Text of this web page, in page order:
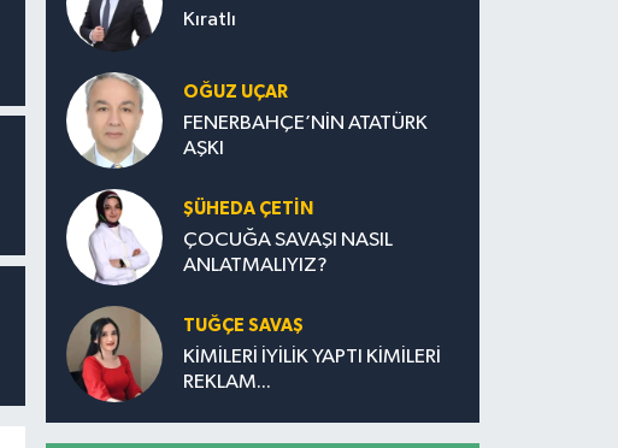
Kıratlı
OĞUZ UÇAR
FENERBAHÇE’NİN ATATÜRK
AŞKI
ŞÜHEDA ÇETİN
ÇOCUĞA SAVAŞI NASIL
ANLATMALIYIZ?
TUĞÇE SAVAŞ
KİMİLERİ İYİLİK YAPTI KİMİLERİ
REKLAM...